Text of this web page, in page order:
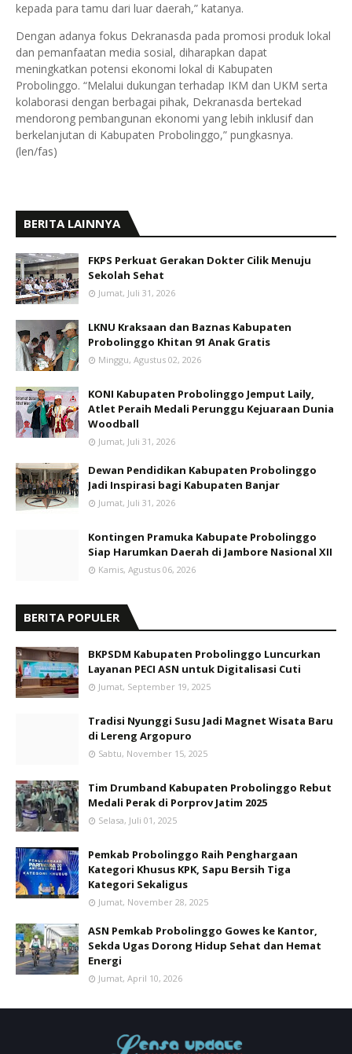
kepada para tamu dari luar daerah,” katanya.
Dengan adanya fokus Dekranasda pada promosi produk lokal
dan pemanfaatan media sosial, diharapkan dapat
meningkatkan potensi ekonomi lokal di Kabupaten
Probolinggo. “Melalui dukungan terhadap IKM dan UKM serta
kolaborasi dengan berbagai pihak, Dekranasda bertekad
mendorong pembangunan ekonomi yang lebih inklusif dan
berkelanjutan di Kabupaten Probolinggo,” pungkasnya.
(len/fas)
BERITA LAINNYA
FKPS Perkuat Gerakan Dokter Cilik Menuju
Sekolah Sehat
Jumat, Juli 31, 2026
LKNU Kraksaan dan Baznas Kabupaten
Probolinggo Khitan 91 Anak Gratis
Minggu, Agustus 02, 2026
KONI Kabupaten Probolinggo Jemput Laily,
Atlet Peraih Medali Perunggu Kejuaraan Dunia
Woodball
Jumat, Juli 31, 2026
Dewan Pendidikan Kabupaten Probolinggo
Jadi Inspirasi bagi Kabupaten Banjar
Jumat, Juli 31, 2026
Kontingen Pramuka Kabupate Probolinggo
Siap Harumkan Daerah di Jambore Nasional XII
Kamis, Agustus 06, 2026
BERITA POPULER
BKPSDM Kabupaten Probolinggo Luncurkan
Layanan PECI ASN untuk Digitalisasi Cuti
Jumat, September 19, 2025
Tradisi Nyunggi Susu Jadi Magnet Wisata Baru
di Lereng Argopuro
Sabtu, November 15, 2025
Tim Drumband Kabupaten Probolinggo Rebut
Medali Perak di Porprov Jatim 2025
Selasa, Juli 01, 2025
Pemkab Probolinggo Raih Penghargaan
Kategori Khusus KPK, Sapu Bersih Tiga
Kategori Sekaligus
Jumat, November 28, 2025
ASN Pemkab Probolinggo Gowes ke Kantor,
Sekda Ugas Dorong Hidup Sehat dan Hemat
Energi
Jumat, April 10, 2026